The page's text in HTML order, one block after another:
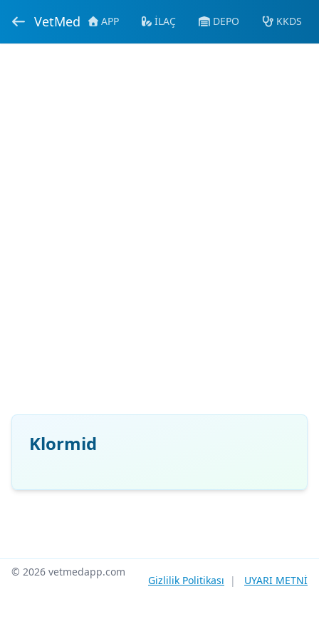
VetMed APP İLAÇ DEPO KKDS
Klormid
© 2026 vetmedapp.com
Gizlilik Politikası | UYARI METNİ